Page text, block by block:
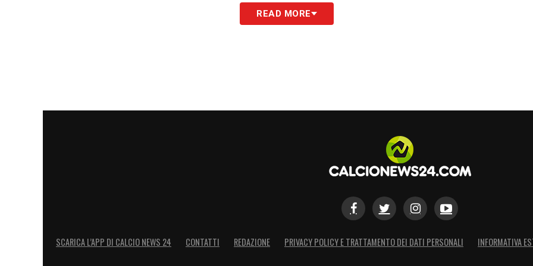
READ MORE
SCARICA L’APP DI CALCIO NEWS 24 CONTATTI REDAZIONE PRIVACY POLICY E TRATTAMENTO DEI DATI PERSONALI INFORMATIVA